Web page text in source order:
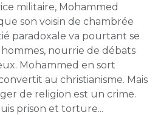
militaire, Mohammed
son voisin de chambrée
paradoxale va pourtant se
nourrie de débats
Mohammed en sort
au christianisme. Mais
de religion est un crime.
prison et torture...